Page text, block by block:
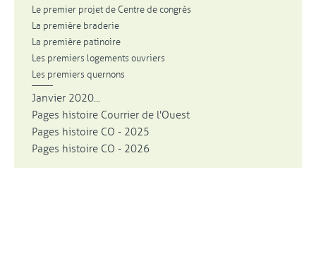
Le premier projet de Centre de congrès
La première braderie
La première patinoire
Les premiers logements ouvriers
Les premiers quernons
Janvier 2020...
Pages histoire Courrier de l'Ouest
Pages histoire CO - 2025
Pages histoire CO - 2026